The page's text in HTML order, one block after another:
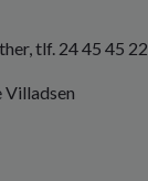
tlf. 24 45 45 22
Villadsen